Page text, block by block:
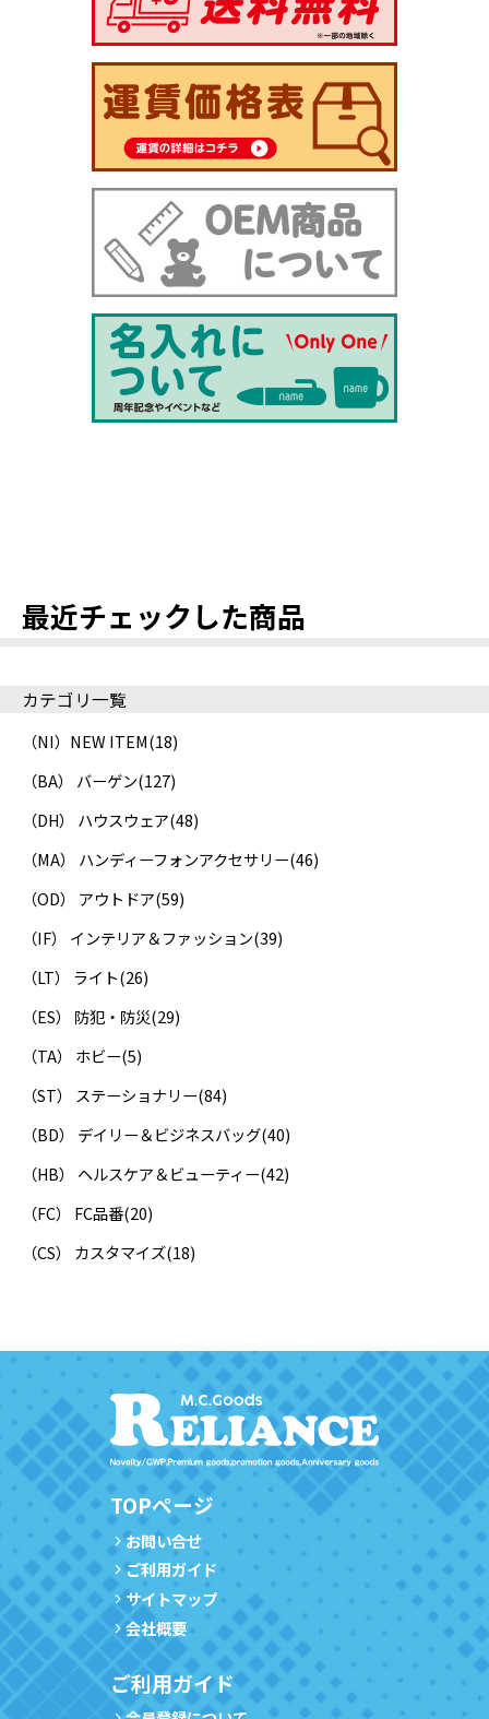
最近チェックした商品
カテゴリ一覧
（NI）NEW ITEM(18)
（BA） バーゲン(127)
（DH） ハウスウェア(48)
（MA） ハンディーフォンアクセサリー(46)
（OD） アウトドア(59)
（IF） インテリア＆ファッション(39)
（LT） ライト(26)
（ES） 防犯・防災(29)
（TA） ホビー(5)
（ST） ステーショナリー(84)
（BD） デイリー＆ビジネスバッグ(40)
（HB） ヘルスケア＆ビューティー(42)
（FC） FC品番(20)
（CS） カスタマイズ(18)
TOPページ
お問い合せ
ご利用ガイド
サイトマップ
会社概要
ご利用ガイド